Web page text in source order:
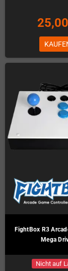
FightBox R3
Mega
Nicht auf